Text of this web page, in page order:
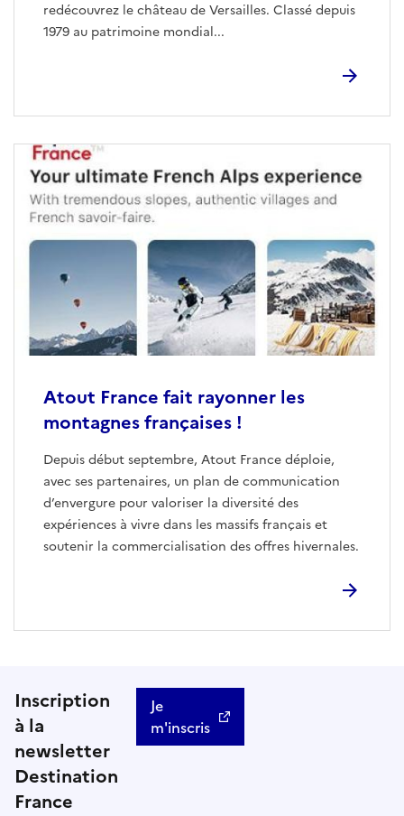
redécouvrez le château de Versailles. Classé depuis
1979 au patrimoine mondial...
Atout France fait rayonner les
montagnes françaises !
Depuis début septembre, Atout France déploie,
avec ses partenaires, un plan de communication
d’envergure pour valoriser la diversité des
expériences à vivre dans les massifs français et
soutenir la commercialisation des offres hivernales.
Inscription
à la
newsletter
Destination
France
Je
m'inscris